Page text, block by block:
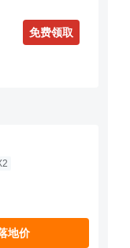
免费领取
地价